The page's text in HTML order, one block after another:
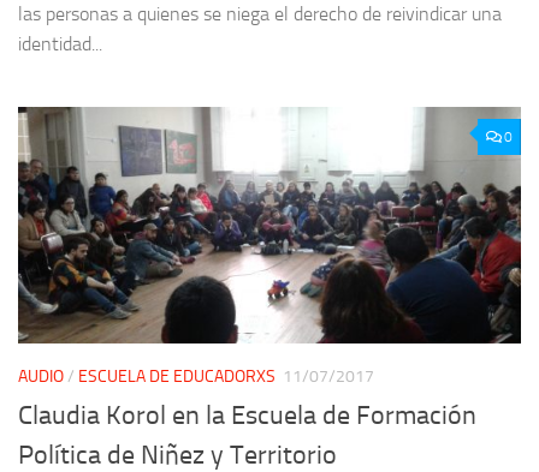
las personas a quienes se niega el derecho de reivindicar una
identidad...
0
AUDIO/ ESCUELA DE EDUCADORXS 11/07/2017
Claudia Korol en la Escuela de Formación
Política de Niñez y Territorio